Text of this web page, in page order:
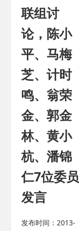
联组讨
论，陈小
平、马梅
芝、计时
鸣、翁荣
金、郭金
林、黄小
杭、潘锦
仁7位委员
发言
发布时间：2013-